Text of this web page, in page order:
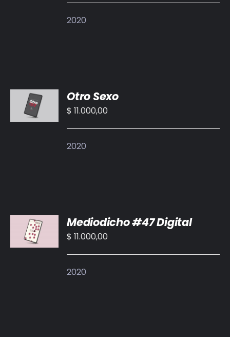
2020
AL
CARRITO
/
Otro Sexo
$ 11.000,00
2020
AL
CARRITO
/
Mediodicho #47 Digital
$ 11.000,00
2020